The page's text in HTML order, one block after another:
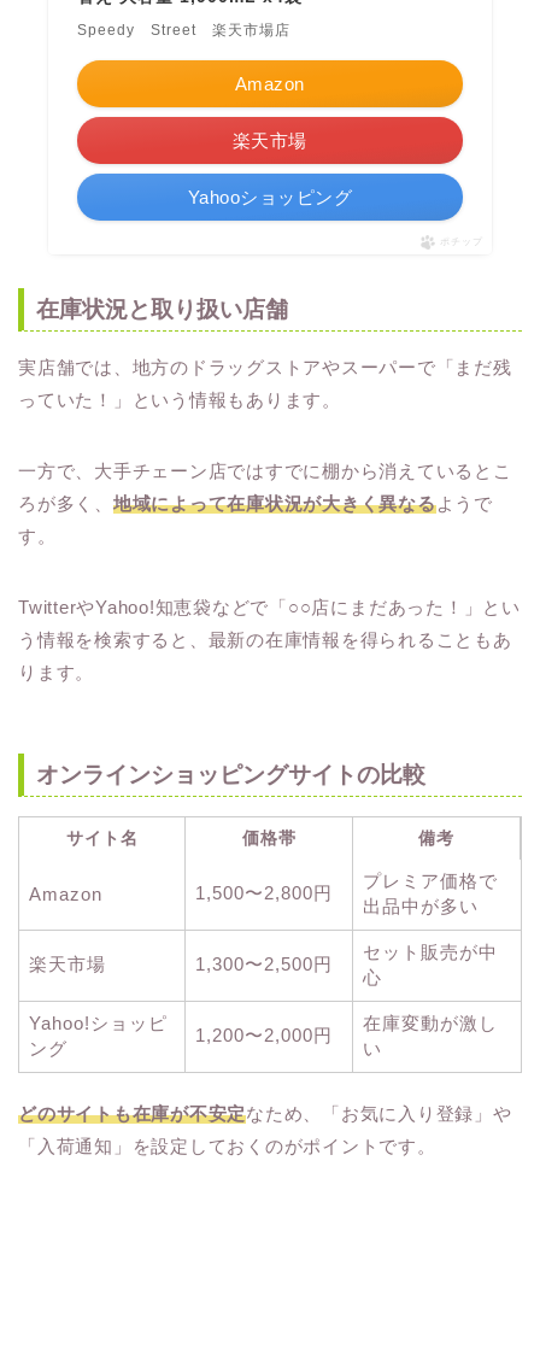
Speedy Street 楽天市場店
Amazon
楽天市場
Yahooショッピング
ポチップ
在庫状況と取り扱い店舗
実店舗では、地方のドラッグストアやスーパーで「まだ残
っていた！」という情報もあります。
一方で、大手チェーン店ではすでに棚から消えているとこ
ろが多く、 地域によって在庫状況が大きく異なるようで
す。
TwitterやYahoo!知恵袋などで「○○店にまだあった！」とい
う情報を検索すると、最新の在庫情報を得られることもあ
ります。
オンラインショッピングサイトの比較
サイト名 価格帯 備考
Amazon 1,500〜2,800円
プレミア価格で
出品中が多い
楽天市場 1,300〜2,500円
セット販売が中
心
Yahoo!ショッピ
ング
1,200〜2,000円
在庫変動が激し
い
どのサイトも在庫が不安定なため、「お気に入り登録」や
「入荷通知」を設定しておくのがポイントです。